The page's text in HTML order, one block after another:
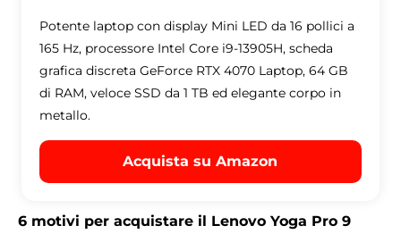
Potente laptop con display Mini LED da 16 pollici a
165 Hz, processore Intel Core i9-13905H, scheda
grafica discreta GeForce RTX 4070 Laptop, 64 GB
di RAM, veloce SSD da 1 TB ed elegante corpo in
metallo.
Acquista su Amazon
6 motivi per acquistare il Lenovo Yoga Pro 9